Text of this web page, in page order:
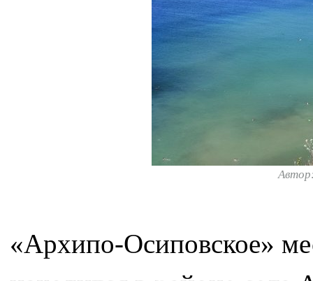
«Архипо-Осиповское»